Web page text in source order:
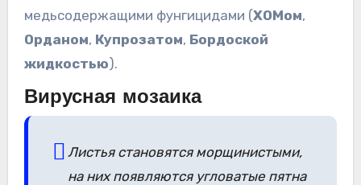
медьсодержащими фунгицидами (ХОМом,
Орданом, Купрозатом, Бордоской
жидкостью).
Вирусная мозаика
Листья становятся морщинистыми,
на них появляются угловатые пятна